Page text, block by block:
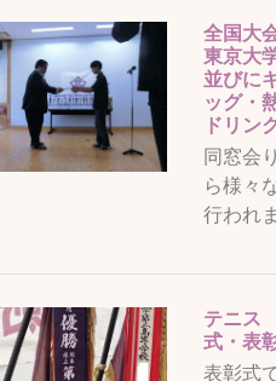
全国大
東京大
並びに
ッグ・
ドリン
同窓会
ら様々
行われ
テニス
式・表
表彰式